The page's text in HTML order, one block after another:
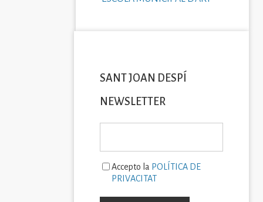
SANT JOAN DESPÍ
NEWSLETTER
Accepto la POLÍTICA DE
PRIVACITAT